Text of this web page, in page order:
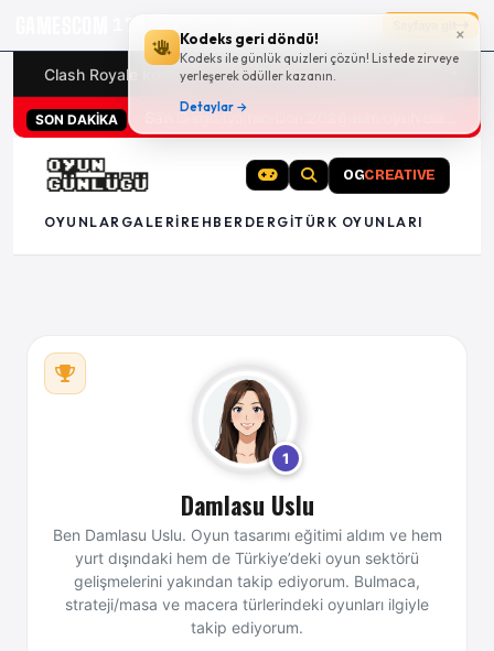
×
Kodeks geri döndü!
Kodeks ile günlük quizleri çözün! Listede zirveye
yerleşerek ödüller kazanın.
Detaylar →
17g 12:49:23
Clash Royale kodları Türk oyunları (PC ve konsollar) -
SON DAKİKA
OGCREATIVE
OYUNLAR GALERI REHBER DERGITÜRK OYUNLARI
1
Damlasu Uslu
Ben Damlasu Uslu. Oyun tasarımı eğitimi aldım ve hem
yurt dışındaki hem de Türkiye’deki oyun sektörü
gelişmelerini yakından takip ediyorum. Bulmaca,
strateji/masa ve macera türlerindeki oyunları ilgiyle
takip ediyorum.